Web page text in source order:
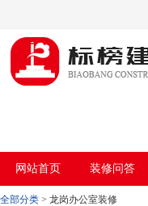
哈密瓜视频,哈
载,哈密瓜视频
网站首页 装修问答
全部分类 > 龙岗办公室装修